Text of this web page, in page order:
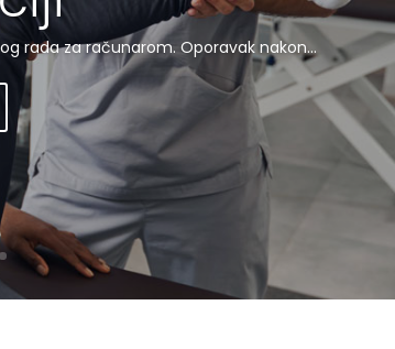
rada za računarom. Oporavak nakon...